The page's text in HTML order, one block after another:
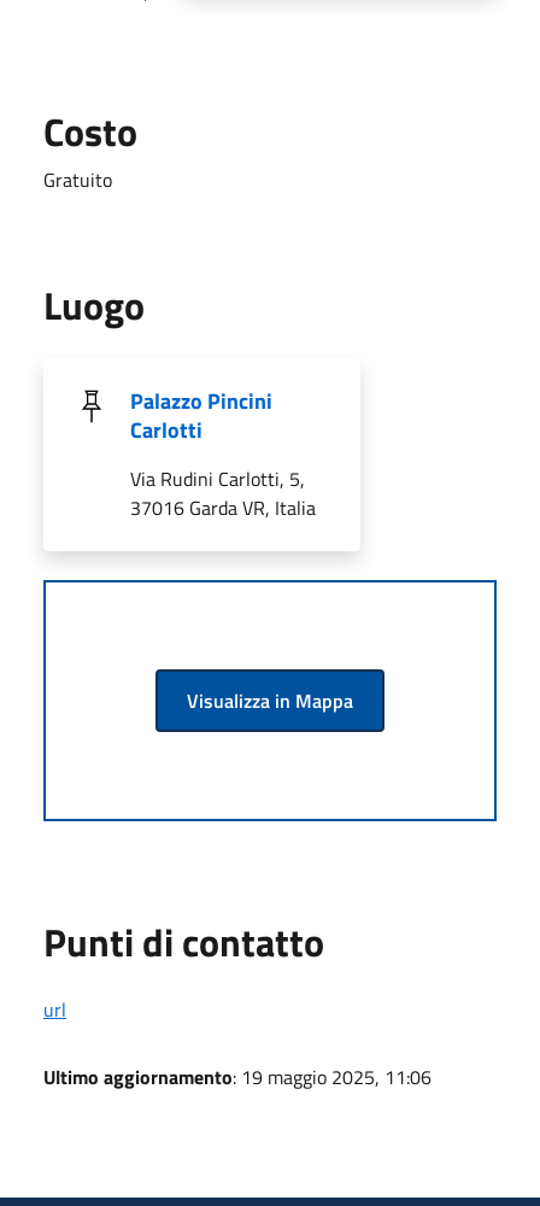
Costo
Gratuito
Luogo
Palazzo Pincini
Carlotti
Via Rudini Carlotti, 5,
37016 Garda VR, Italia
Visualizza in Mappa
Punti di contatto
url
Ultimo aggiornamento: 19 maggio 2025, 11:06